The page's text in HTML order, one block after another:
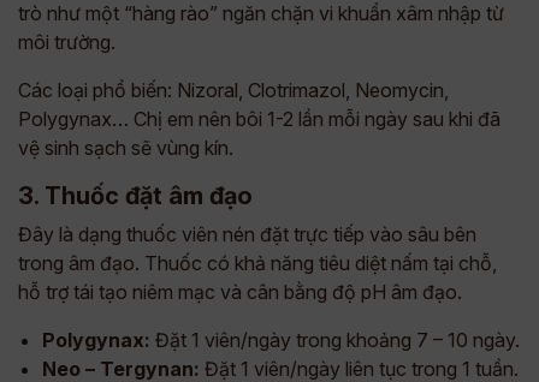
trò như một “hàng rào” ngăn chặn vi khuẩn xâm nhập từ
môi trường.
Các loại phổ biến: Nizoral, Clotrimazol, Neomycin,
Polygynax… Chị em nên bôi 1-2 lần mỗi ngày sau khi đã
vệ sinh sạch sẽ vùng kín.
3. Thuốc đặt âm đạo
Đây là dạng thuốc viên nén đặt trực tiếp vào sâu bên
trong âm đạo. Thuốc có khả năng tiêu diệt nấm tại chỗ,
hỗ trợ tái tạo niêm mạc và cân bằng độ pH âm đạo.
Polygynax: Đặt 1 viên/ngày trong khoảng 7 – 10 ngày.
Neo – Tergynan: Đặt 1 viên/ngày liên tục trong 1 tuần.